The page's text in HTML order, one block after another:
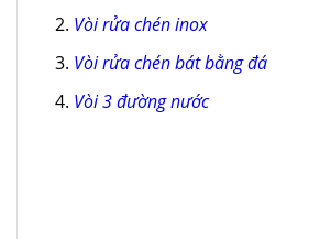
Vòi rửa chén inox
Vòi rửa chén bát bằng đá
Vòi 3 đường nước